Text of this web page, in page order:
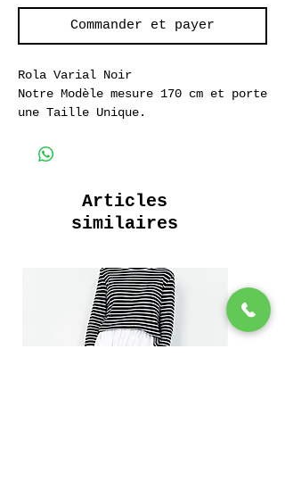
Commander et payer
Rola Varial Noir
Notre Modèle mesure 170 cm et porte
une Taille Unique.
Long Buttoned Dress
Articles
similaires